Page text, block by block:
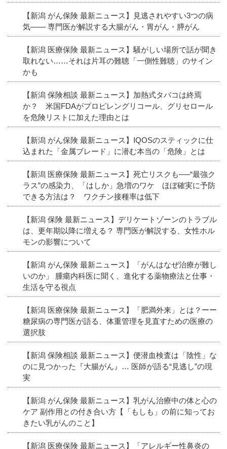
【新潟 がん保険 最新ニュース】見逃されやすい3つの病
気―― 専門医が解説する大腸がん・胃がん・膵がん
【新潟 医療保険 最新ニュース】騒がしい場所で話が聞き
取れない……それは片耳の難聴「一側性難聴」のサイン
かも
【新潟 保険相談 最新ニュース】加熱式タバコは終焉
か？ 米国FDAがプロピレングリコール、グリセロール
を危険リストに加えた理由とは
【新潟 がん保険 最新ニュース】IQOSのスティックに仕
込まれた「金属ブレード」に潜む本当の「危険」とは
【新潟 医療保険 最新ニュース】死亡リスクも──“最強ク
ラス”の感染力、「はしか」急増のワケ ほぼ確実に予防
できる方法は？ ワクチン接種率は低下
【新潟 保険 最新ニュース】デリケートゾーンのトラブル
は、更年期以降に増える？ 専門医が解説する、女性ホル
モンの影響について
【新潟 がん保険 最新ニュース】「がんはなぜ治療が難し
いのか」 腫瘍内科医に聞く、進化する薬物療法と仕事・
生活を守る視点
【新潟 医療保険 最新ニュース】「肥満外来」とは？ーー
糖尿病の専門医が語る、体重管理を見直すための医療の
選択肢
【新潟 保険相談 最新ニュース】便潜血検査は「陰性」な
のに見つかった『大腸がん』… 医師が語る“見逃し”の現
実
【新潟 がん保険 最新ニュース】乳がん治療中の体と心の
ケア 副作用との付き合い方【「もしも」の前に知ってお
きたい乳がんのこと】
【新潟 医療保険 最新ニュース】「アレルギー性鼻炎の